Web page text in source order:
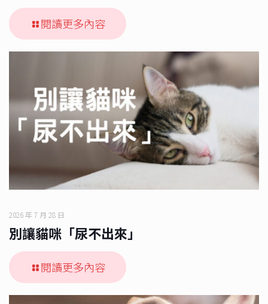
閱讀更多內容
2026 年 7 月 28 日
別讓貓咪「尿不出來」
閱讀更多內容